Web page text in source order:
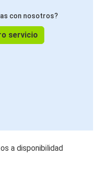
con nosotros?
servicio
a disponibilidad